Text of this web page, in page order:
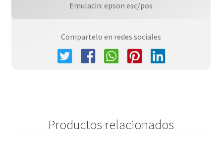
Emulacin: epson esc/pos
Compartelo en redes sociales
Productos relacionados